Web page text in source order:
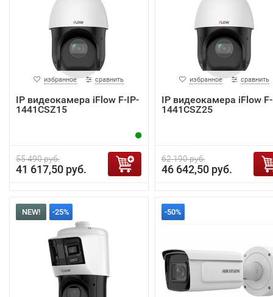
избранное сравнить
IP видеокамера iFlow F-IP-
1441CSZ15
55 490 руб.
41 617,50 руб.
избранное сравнить
IP видеокамера iFlow
1441CSZ25
62 190 руб.
46 642,50 руб.
NEW! -25% -50%